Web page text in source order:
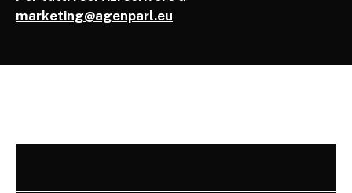
marketing@agenparl.eu